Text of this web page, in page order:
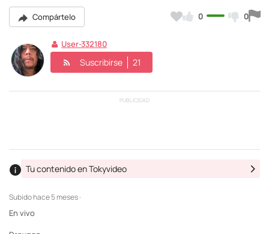
Compártelo 0 0
User-332180
Suscribirse 21
PUBLICIDAD
Subidohace 5 meses ·
Tu contenido en Tokyvideo
En vivo